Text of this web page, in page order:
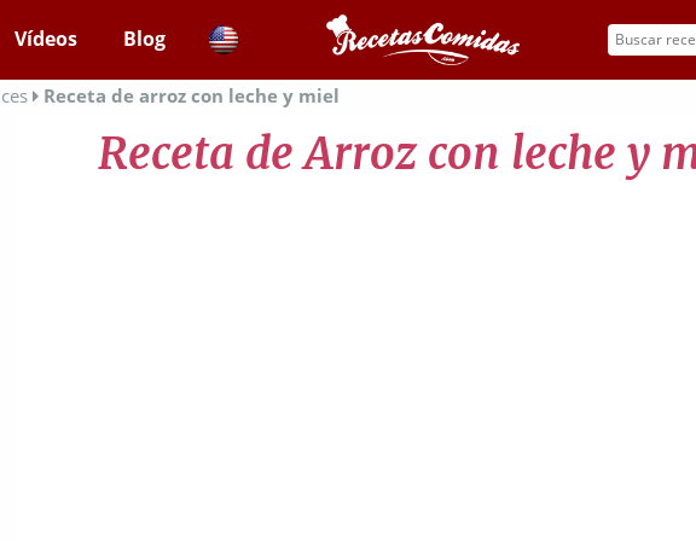
Vídeos Blog
Receta de arroz con leche y miel
Receta de Arroz con leche y